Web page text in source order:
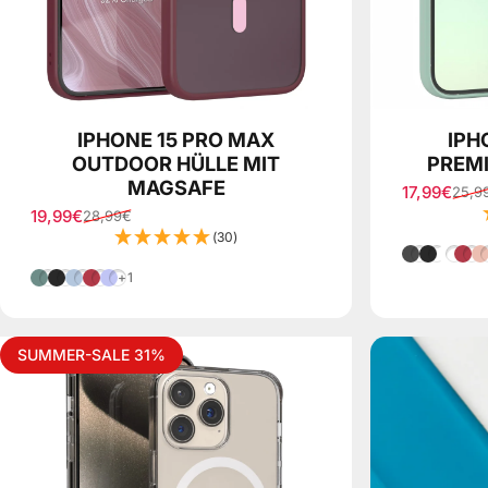
IPHONE 15 PRO MAX
OUTDOOR HÜLLE MIT
MAGSAFE
Verkaufspreis
19,99€
Normaler Preis
28,99€
(30)
Nacht Grün
Schwarz
Hell Blau
Beere
Lila
+1
17,99€
Normaler
GrauWeiß
SUMMER-SALE 31%